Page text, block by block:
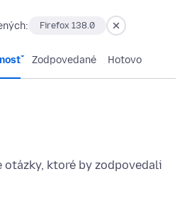
Firefox 138.0
Zodpovedané Hotovo
otázky, ktoré by zodpovedali